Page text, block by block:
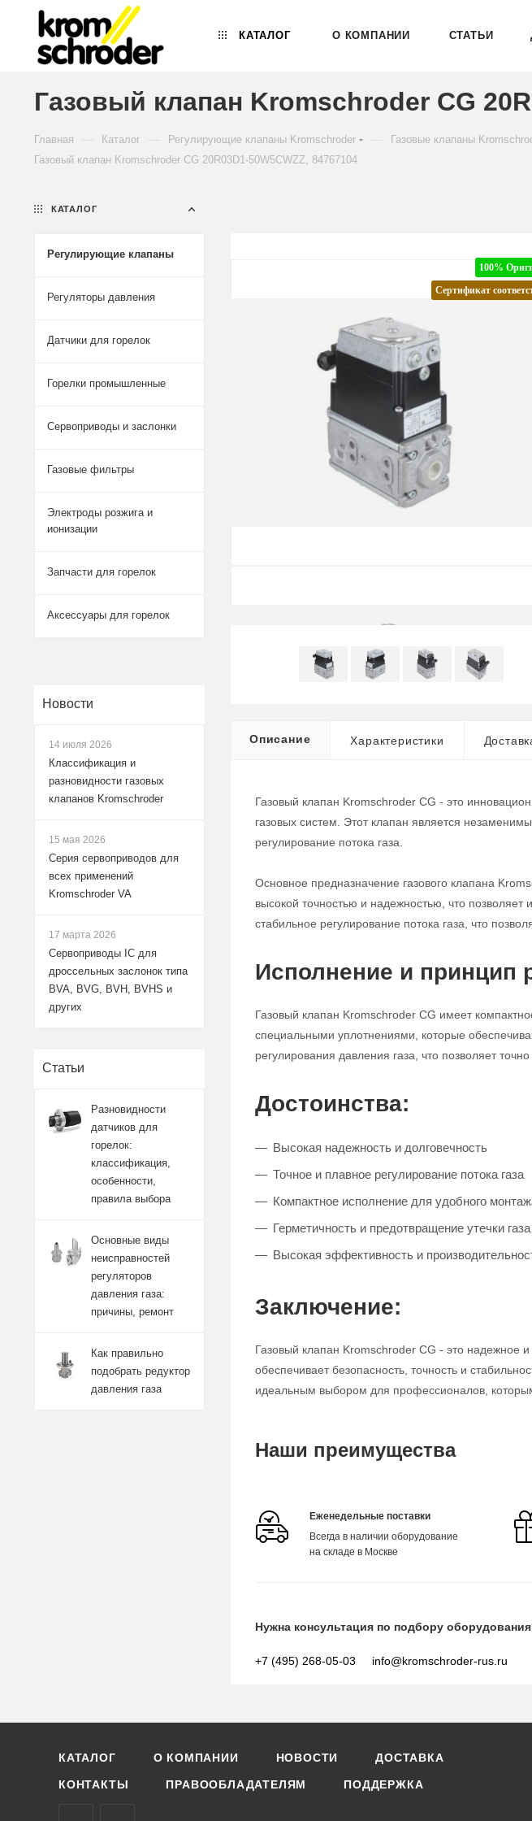
КАТАЛОГ О КОМПАНИИ СТАТЬИ
Газовый клапан Kromschroder CG
Главная Каталог Регулирующие клапаны Kromschroder Газовые клапаны
Газовый клапан Kromschroder CG 20R03D1-50W5CWZZ, 84767104
100%
Сертификат
Описание Характеристики
Газовый клапан Kromschroder CG - это
газовых систем. Этот клапан является
регулирование потока газа.
Основное предназначение газового клапана
высокой точностью и надежностью, что позволяет
стабильное регулирование потока газа, что
Исполнение и принцип
Газовый клапан Kromschroder CG имеет
специальными уплотнениями, которые
регулирования давления газа, что позволяет точно
Достоинства:
Высокая надежность и долговечность
Точное и плавное регулирование потока газа
Компактное исполнение для удобного
Герметичность и предотвращение утечки газа
Высокая эффективность и
Заключение:
Газовый клапан Kromschroder CG - это надежное
обеспечивает безопасность, точность и
идеальным выбором для профессионалов,
Наши преимущества
Еженедельные поставки
Всегда в наличии оборудование
на складе в Москве
Нужна консультация по подбору
+7 (495) 268-05-03 info@kromschroder-rus.ru
КАТАЛОГ
Регулирующие клапаны
Регуляторы давления
Датчики для горелок
Горелки промышленные
Сервоприводы и заслонки
Газовые фильтры
Электроды розжига и
ионизации
Запчасти для горелок
Аксессуары для горелок
Новости
14 июля 2026
Классификация и
разновидности газовых
клапанов Kromschroder
15 мая 2026
Серия сервоприводов для
всех применений
Kromschroder VA
17 марта 2026
Сервоприводы IC для
дроссельных заслонок типа
BVA, BVG, BVH, BVHS и
других
Статьи
Разновидности
датчиков для
горелок:
классификация,
особенности,
правила выбора
Основные виды
неисправностей
регуляторов
давления газа:
причины, ремонт
Как правильно
подобрать редуктор
давления газа
КАТАЛОГ О КОМПАНИИ НОВОСТИ ДОСТАВКА
КОНТАКТЫ ПРАВООБЛАДАТЕЛЯМ ПОДДЕРЖКА